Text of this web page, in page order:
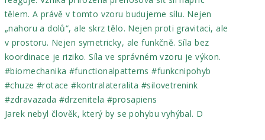
Jarek nebyl člověk, který by se pohybu vyhýbal. D